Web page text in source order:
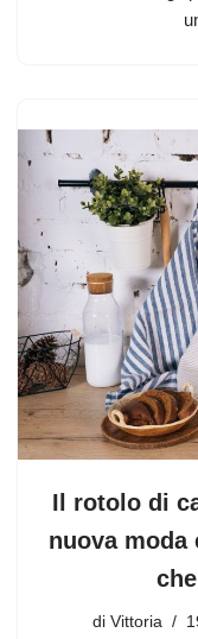
Il rotolo di
nuova
di Vittoria